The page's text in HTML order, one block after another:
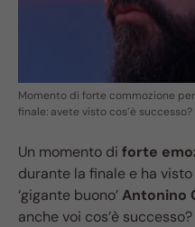
Momento di forte commozione
finale: avete visto cos’è
Un momento di forte
durante la finale e ha
‘gigante buono’Antonino
anche voi cos’è